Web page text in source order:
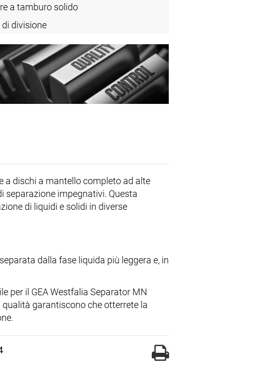
a tamburo solido
divisione
a dischi a mantello completo ad alte
separazione impegnativi. Questa
di liquidi e solidi in diverse
dalla fase liquida più leggera e, in
per il GEA Westfalia Separator MN
garantiscono che otterrete la